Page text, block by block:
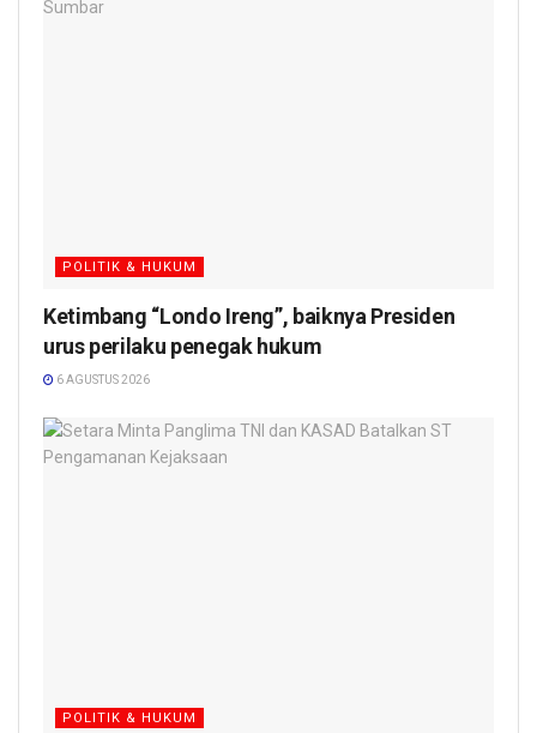
POLITIK & HUKUM
Ketimbang “Londo Ireng”, baiknya Presiden
urus perilaku penegak hukum
6 AGUSTUS 2026
POLITIK & HUKUM